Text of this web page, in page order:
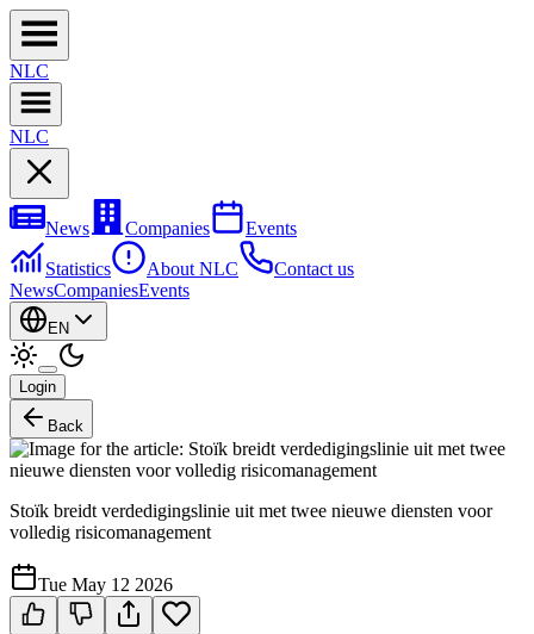
NLC
NLC
News Companies
Events
Statistics
About NLC
Contact us
NewsCompaniesEvents
EN
Login
Back
Stoïk breidt verdedigingslinie uit met twee nieuwe diensten voor
volledig risicomanagement
Tue May 12 2026